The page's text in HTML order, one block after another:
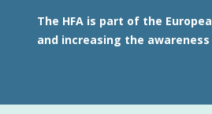
The HFA is part of the
and increasing the